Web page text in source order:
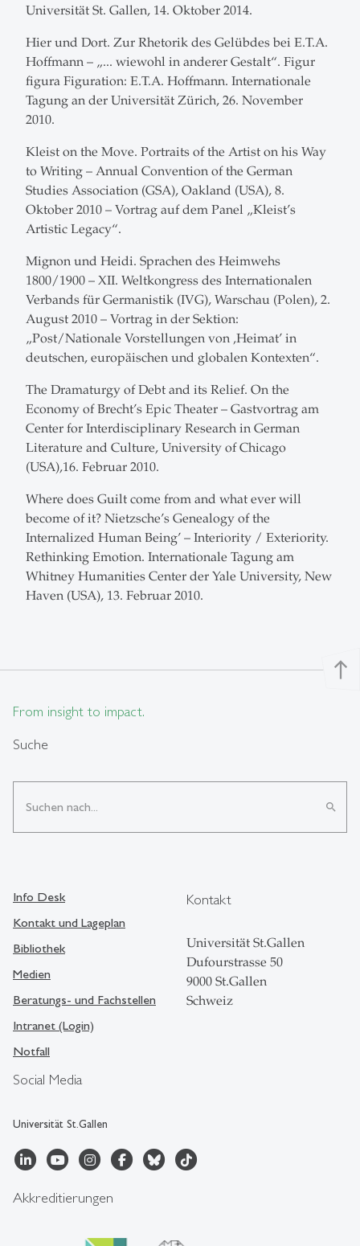
Universität St. Gallen, 14. Oktober 2014.
Hier und Dort. Zur Rhetorik des Gelübdes bei E.T.A.
Hoffmann – „... wiewohl in anderer Gestalt“. Figur
figura Figuration: E.T.A. Hoffmann. Internationale
Tagung an der Universität Zürich, 26. November
2010.
Kleist on the Move. Portraits of the Artist on his Way
to Writing – Annual Convention of the German
Studies Association (GSA), Oakland (USA), 8.
Oktober 2010 – Vortrag auf dem Panel „Kleist’s
Artistic Legacy“.
Mignon und Heidi. Sprachen des Heimwehs
1800/1900 – XII. Weltkongress des Internationalen
Verbands für Germanistik (IVG), Warschau (Polen), 2.
August 2010 – Vortrag in der Sektion:
„Post/Nationale Vorstellungen von ‚Heimat’ in
deutschen, europäischen und globalen Kontexten“.
The Dramaturgy of Debt and its Relief. On the
Economy of Brecht’s Epic Theater – Gastvortrag am
Center for Interdisciplinary Research in German
Literature and Culture, University of Chicago
(USA),16. Februar 2010.
Where does Guilt come from and what ever will
become of it? Nietzsche’s Genealogy of the
Internalized Human Being’ – Interiority / Exteriority.
Rethinking Emotion. Internationale Tagung am
Whitney Humanities Center der Yale University, New
Haven (USA), 13. Februar 2010.
north
From insight to impact.
Suche
search
Social Media
Universität St.Gallen
Info Desk
Kontakt und Lageplan
Bibliothek
Medien
Beratungs- und Fachstellen
Intranet (Login)
Notfall
Kontakt
Universität St.Gallen
Dufourstrasse 50
9000 St.Gallen
Schweiz
Akkreditierungen